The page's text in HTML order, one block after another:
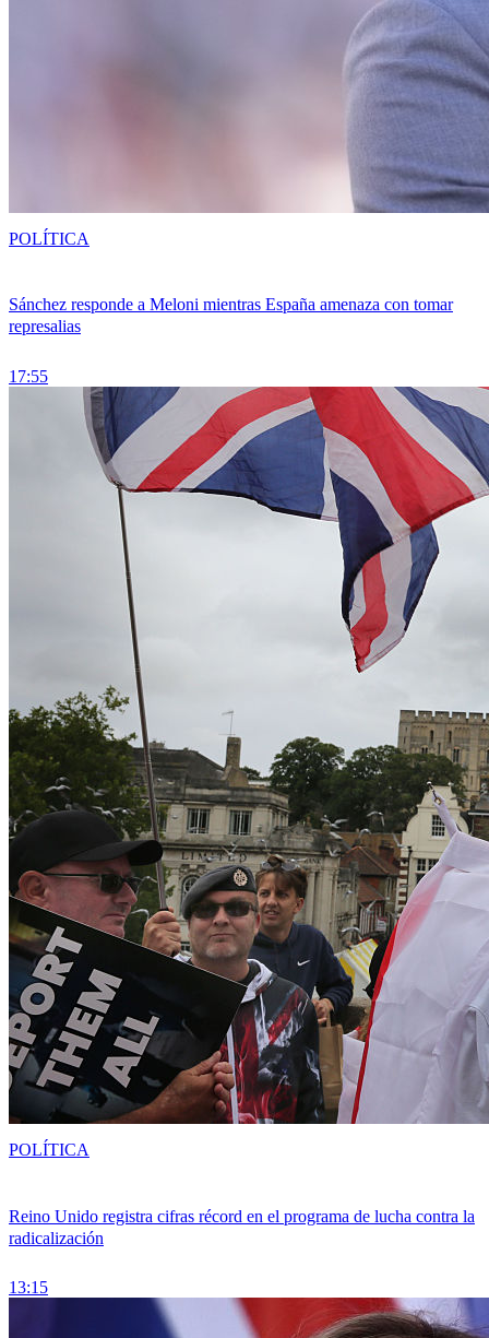
Sánchez responde a Meloni mientras España amenaza con tomar
represalias
17:55
POLÍTICA
Reino Unido registra cifras récord en el programa de lucha contra la
radicalización
13:15
POLÍTICA